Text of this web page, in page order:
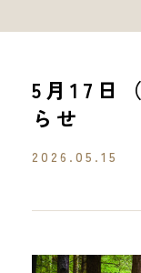
5月17日
らせ
2026.05.15